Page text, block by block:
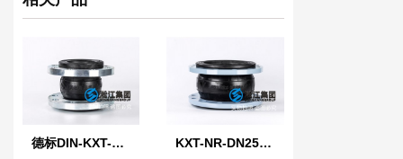
德标DIN-KXT-PN25-DN80连铸柔性橡胶接头{减震降噪} KXT-NR-DN250连铸柔性橡胶接头